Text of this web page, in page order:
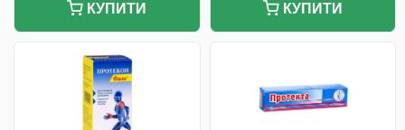
КУПИТИ КУПИТИ